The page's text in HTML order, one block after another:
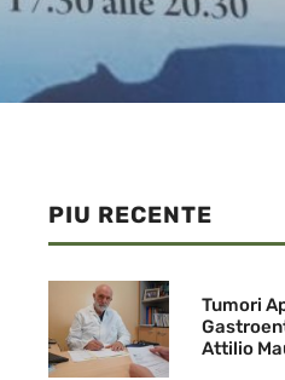
PIU RECENTE
Tumori
Attilio